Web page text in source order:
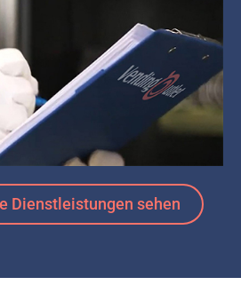
Dienstleistungen sehen